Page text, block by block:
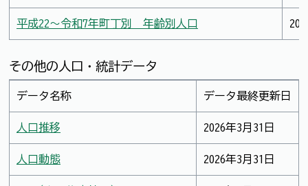
平成22～令和7年町丁別 年齢別人口
その他の人口・統計データ
データ名称 データ最終更新日
人口推移 2026年3月31日
人口動態 2026年3月31日